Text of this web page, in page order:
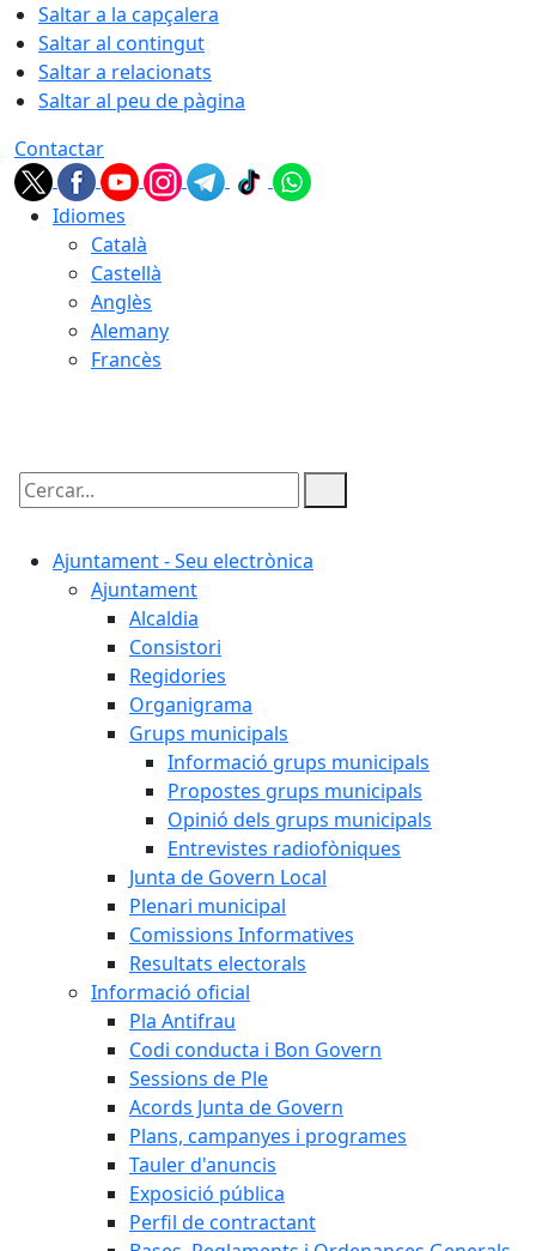
Saltar a la capçalera
Saltar al contingut
Saltar a relacionats
Saltar al peu de pàgina
Contactar
Idiomes
Català
Castellà
Anglès
Alemany
Francès
Cercar:
Ajuntament - Seu electrònica
Ajuntament
Alcaldia
Consistori
Regidories
Organigrama
Grups municipals
Informació grups municipals
Propostes grups municipals
Opinió dels grups municipals
Entrevistes radiofòniques
Junta de Govern Local
Plenari municipal
Comissions Informatives
Resultats electorals
Informació oficial
Pla Antifrau
Codi conducta i Bon Govern
Sessions de Ple
Acords Junta de Govern
Plans, campanyes i programes
Tauler d'anuncis
Exposició pública
Perfil de contractant